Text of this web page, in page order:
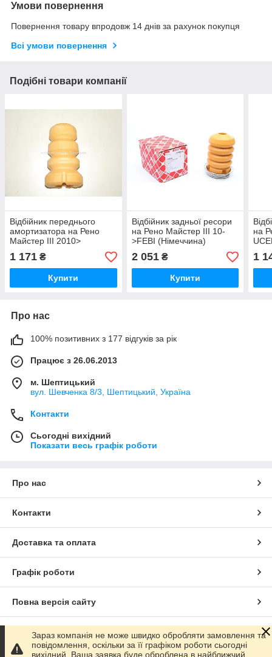
Умови повернення
Повернення товару впродовж 14 днів за рахунок покупця
Всі умови повернення
Подібні товари компанії
Відбійник переднього
амортизатора на Рено
Майстер III 2010>
540500011R
1 171 ₴
Купити
Відбійник задньої ресори
на Рено Майстер III 10-
>FEBI (Німеччина)
2 051₴
Купити
на
1
Про нас
100% позитивних з 177 відгуків за рік
Працює з 26.06.2013
м. Шептицький
вул. Шевченка 8/3, Шептицький, Україна
Контакти
Сьогодні вихідний
Показати весь графік роботи
Про нас
Контакти
Доставка та оплата
Графік роботи
Повна версія сайту
Сайт створено на маркетплейсі Prom.ua
Зараз компанія не може швидко обробляти замовлення та
повідомлення, оскільки за її графіком роботи сьогодні
вихідний. Ваша заявка буде оброблена в найближчий